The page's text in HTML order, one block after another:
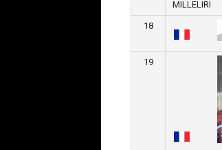
MILLELIRI
18
19